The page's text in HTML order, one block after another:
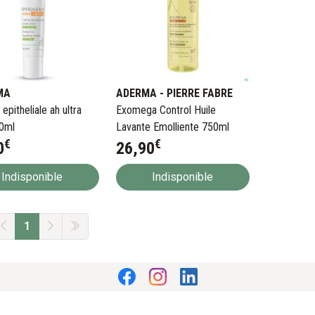
ah ultra
€
Indisponible
ADERMA - PIERRE FABRE
Exomega Control Huile
Lavante Emolliente 750ml
26,90€
Indisponible
1